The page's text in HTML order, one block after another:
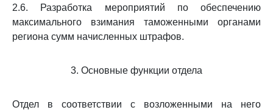
2.6. Разработка мероприятий по обеспечению
максимального взимания таможенными органами
региона сумм начисленных штрафов.
3. Основные функции отдела
Отдел в соответствии с возложенными на него